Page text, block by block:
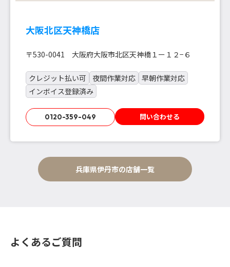
大阪北区天神橋店
〒530-0041 大阪府大阪市北区天神橋１ー１２−６
クレジット払い可 夜間作業対応 早朝作業対応
インボイス登録済み
0120-359-049 問い合わせる
兵庫県伊丹市の店舗一覧
よくあるご質問